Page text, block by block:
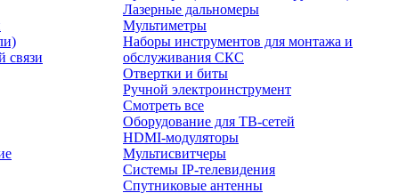
связи
Лазерные дальномеры
Мультиметры
Наборы инструментов для монтажа и
обслуживания СКС
Отвертки и биты
Ручной электроинструмент
Смотреть все
Оборудование для ТВ-сетей
HDMI-модуляторы
Мультисвитчеры
Системы IP-телевидения
Спутниковые антенны